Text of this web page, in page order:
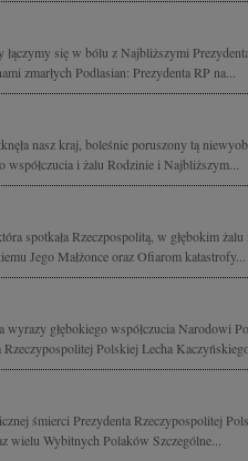
łączymy się w bólu z Najbliższymi
zmarłych Podlasian: Prezydenta RP na...
nasz kraj, boleśnie poruszony tą
współczucia i żalu Rodzinie i Najbliższym...
spotkała Rzeczpospolitą, w głębokim żalu
Jego Małżonce oraz Ofiarom katastrofy...
wyrazy głębokiego współczucia Narodowi
Polskiej Lecha
śmierci Prezydenta Rzeczypospolitej
wielu Wybitnych Polaków Szczególne...